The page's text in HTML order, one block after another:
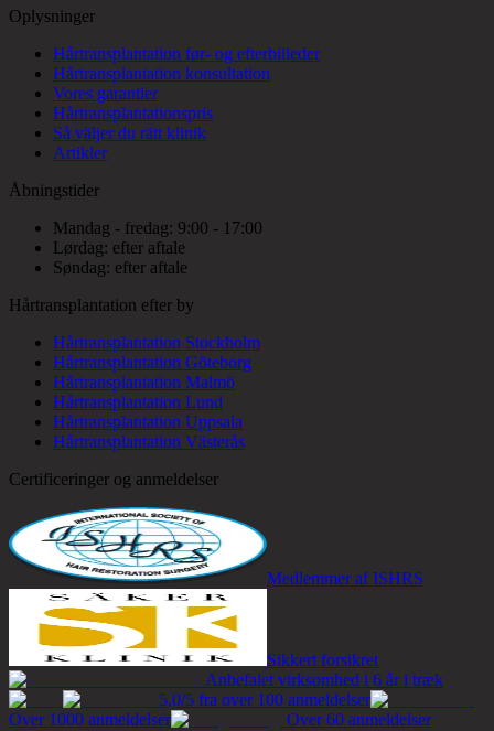
Oplysninger
Hårtransplantation før- og efterbilleder
Hårtransplantation konsultation
Vores garantier
Hårtransplantationspris
Så väljer du rätt klinik
Artikler
Åbningstider
Mandag - fredag: 9:00 - 17:00
Lørdag: efter aftale
Søndag: efter aftale
Hårtransplantation efter by
Hårtransplantation Stockholm
Hårtransplantation Göteborg
Hårtransplantation Malmö
Hårtransplantation Lund
Hårtransplantation Uppsala
Hårtransplantation Västerås
Certificeringer og anmeldelser
Medlemmer af ISHRS
Sikkert forsikret
Anbefalet virksomhed i 6 år i træk
5,0/5 fra over 100 anmeldelser
Over 1000 anmeldelser
Over 60 anmeldelser